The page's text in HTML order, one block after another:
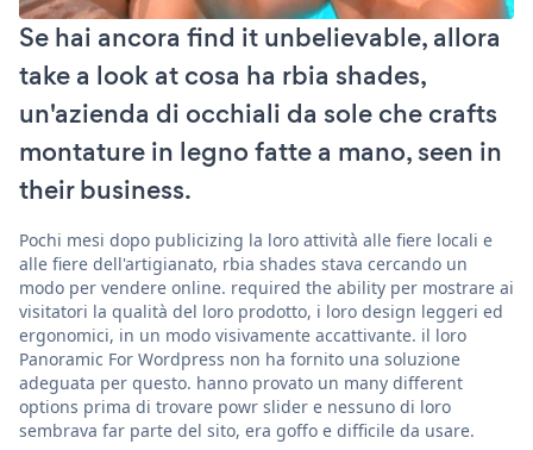
Se hai ancora find it unbelievable, allora
take a look at cosa ha rbia shades,
un'azienda di occhiali da sole che crafts
montature in legno fatte a mano, seen in
their business.
Pochi mesi dopo publicizing la loro attività alle fiere locali e
alle fiere dell'artigianato, rbia shades stava cercando un
modo per vendere online. required the ability per mostrare ai
visitatori la qualità del loro prodotto, i loro design leggeri ed
ergonomici, in un modo visivamente accattivante. il loro
Panoramic For Wordpress non ha fornito una soluzione
adeguata per questo. hanno provato un many different
options prima di trovare powr slider e nessuno di loro
sembrava far parte del sito, era goffo e difficile da usare.